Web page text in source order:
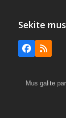
Sekite mus
Facebook
RSS
Mus galite